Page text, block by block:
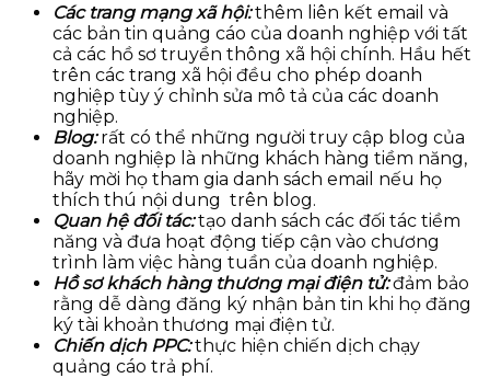
Các trang mạng xã hội: thêm liên kết email và
các bản tin quảng cáo của doanh nghiệp với tất
cả các hồ sơ truyền thông xã hội chính. Hầu hết
trên các trang xã hội đều cho phép doanh
nghiệp tùy ý chỉnh sửa mô tả của các doanh
nghiệp.
Blog: rất có thể những người truy cập blog của
doanh nghiệp là những khách hàng tiềm năng,
hãy mời họ tham gia danh sách email nếu họ
thích thú nội dung trên blog.
Quan hệ đối tác:tạo danh sách các đối tác tiềm
năng và đưa hoạt động tiếp cận vào chương
trình làm việc hàng tuần của doanh nghiệp.
Hồ sơ khách hàng thương mại điện tử:đảm bảo
rằng dễ dàng đăng ký nhận bản tin khi họ đăng
ký tài khoản thương mại điện tử.
Chiến dịch PPC:thực hiện chiến dịch chạy
quảng cáo trả phí.